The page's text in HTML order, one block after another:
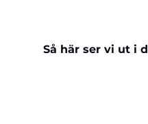
Så här ser vi ut i